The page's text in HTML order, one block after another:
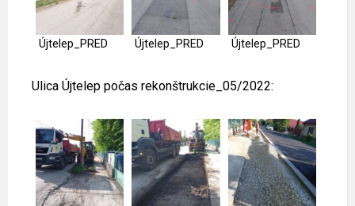
Újtelep_PRED Újtelep_PRED Újtelep_PRED
Ulica Újtelep počas rekonštrukcie_05/2022: